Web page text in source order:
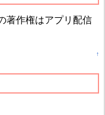
著作権はアプリ配信
↑